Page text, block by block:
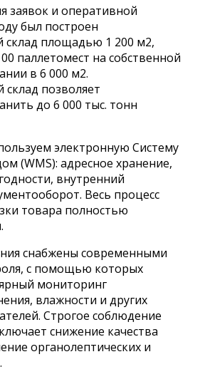
заявок и оперативной
был построен
склад площадью 1 200 м2,
паллетомест на собственной
в 6 000 м2.
позволяет
до 6 000 тыс. тонн
электронную Систему
(WMS): адресное хранение,
внутренний
Весь процесс
товара полностью
снабжены современными
с помощью которых
мониторинг
влажности и других
Строгое соблюдение
снижение качества
органолептических и